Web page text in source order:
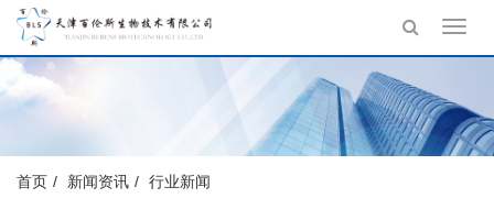
首页 新闻资讯 行业新闻